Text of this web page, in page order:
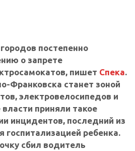
постепенно
о запрете
пишет Спека.
Франковска станет зоной
электровелосипедов и
власти приняли такое
инцидентов, последний из
госпитализацией ребенка.
сбил водитель